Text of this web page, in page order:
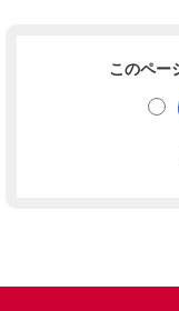
このペー